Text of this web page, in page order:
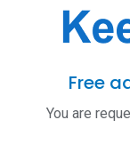
Free
You are